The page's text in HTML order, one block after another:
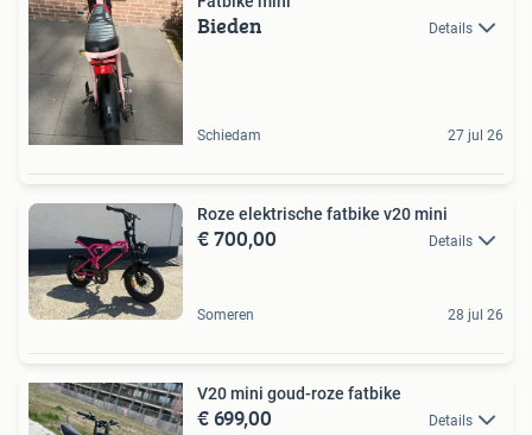
Bieden Details
Schiedam 27 jul 26
Roze elektrische fatbike v20 mini
€ 700,00 Details
Someren 28 jul 26
V20 mini goud-roze fatbike
€ 699,00 Details